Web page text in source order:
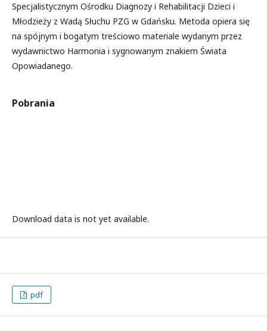
Specjalistycznym Ośrodku Diagnozy i Rehabilitacji Dzieci i
Młodzieży z Wadą Słuchu PZG w Gdańsku. Metoda opiera się
na spójnym i bogatym treściowo materiale wydanym przez
wydawnictwo Harmonia i sygnowanym znakiem Świata
Opowiadanego.
Pobrania
Download data is not yet available.
pdf